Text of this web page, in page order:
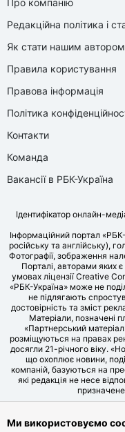
Редакційна політика і
Як стати нашим автором
Правила користування
Правова інформація
Політика
Контакти
Команда
Вакансії в РБК-Україна
Ідентифікатор онлайн-
Інформаційний портал
російську та англійську),
Фотографії, зображення
Порталі, авторами яких
умовах ліцензії Creative
«РБК-Україна» може не
не підлягають
достовірність та зміст
Матеріали, позначені
«Партнерський
розміщуються на правах
досягли 21-річного віку.
що охоплює новини,
компаній, базуються на
які редакція не несе
призначене
© LLC
Ми використовуємо